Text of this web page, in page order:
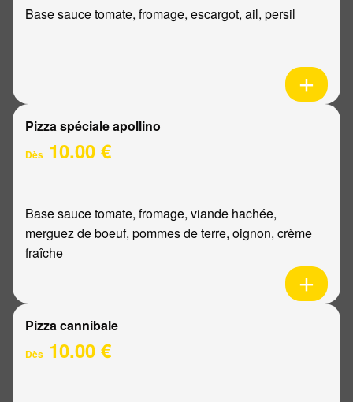
Base sauce tomate, fromage, escargot, ail, persil
Pizza spéciale apollino
Dès 10.00 €
Base sauce tomate, fromage, viande hachée,
merguez de boeuf, pommes de terre, oignon, crème
fraîche
Pizza cannibale
Dès 10.00 €